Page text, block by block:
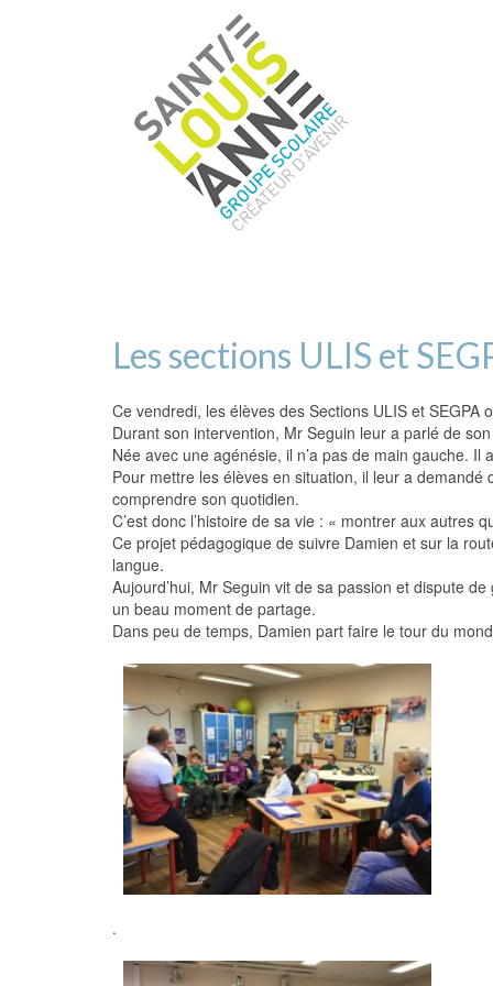
Les sections ULIS et
Ce vendredi, les élèves des Sections ULIS et SEGPA
Durant son intervention, Mr Seguin leur a parlé de
Née avec une agénésie, il n’a pas de main gauche.
Pour mettre les élèves en situation, il leur a
comprendre son quotidien.
C’est donc l’histoire de sa vie : « montrer aux autres
Ce projet pédagogique de suivre Damien et sur la
langue.
Aujourd’hui, Mr Seguin vit de sa passion et dispute
un beau moment de partage.
Dans peu de temps, Damien part faire le tour du
.